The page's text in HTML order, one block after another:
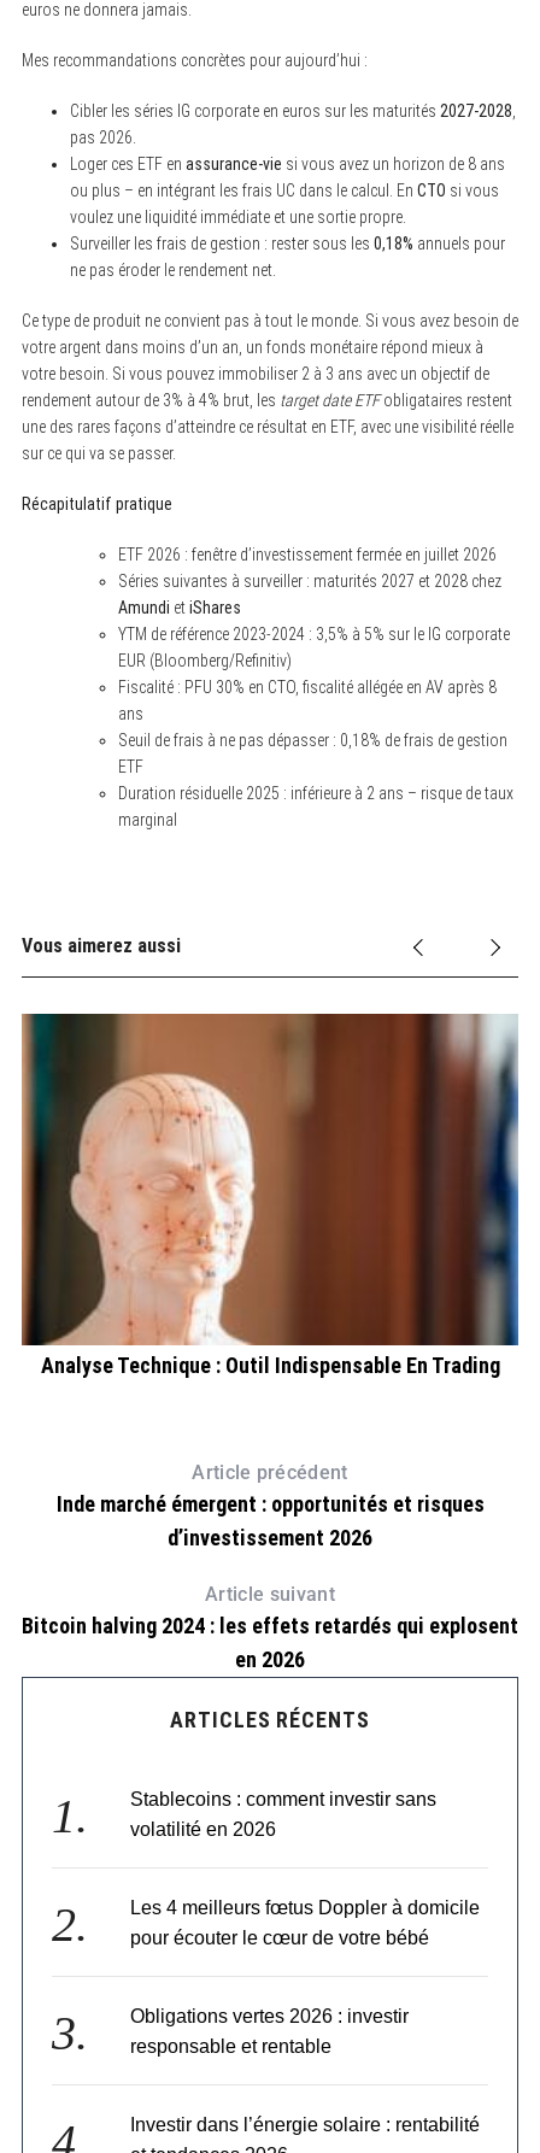
euros ne donnera jamais.
Mes recommandations concrètes pour aujourd’hui :
Cibler les séries IG corporate en euros sur les maturités 2027-2028
pas 2026.
Loger ces ETF en assurance-vie si vous avez un horizon de 8 ans
ou plus – en intégrant les frais UC dans le calcul. En CTO si vous
voulez une liquidité immédiate et une sortie propre.
Surveiller les frais de gestion : rester sous les 0,18% annuels pour
ne pas éroder le rendement net.
Ce type de produit ne convient pas à tout le monde. Si vous avez besoin de
votre argent dans moins d’un an, un fonds monétaire répond mieux à
votre besoin. Si vous pouvez immobiliser 2 à 3 ans avec un objectif de
rendement autour de 3% à 4% brut, les target date ETFobligataires restent
une des rares façons d’atteindre ce résultat en ETF, avec une visibilité réelle
sur ce qui va se passer.
Récapitulatif pratique
ETF 2026 : fenêtre d’investissement fermée en juillet 2026
Séries suivantes à surveiller : maturités 2027 et 2028 chez
Amundi etiShares
YTM de référence 2023-2024 : 3,5% à 5% sur le IG corporate
EUR (Bloomberg/Refinitiv)
Fiscalité : PFU 30% en CTO, fiscalité allégée en AV après 8
ans
Seuil de frais à ne pas dépasser : 0,18% de frais de gestion
ETF
Duration résiduelle 2025 : inférieure à 2 ans – risque de taux
marginal
Vous aimerez aussi
Analyse Technique : Outil Indispensable En Trading
Article précédent
Inde marché émergent : opportunités et risques
d’investissement 2026
Article suivant
Bitcoin halving 2024 : les effets retardés qui explosent
en 2026
ARTICLES RÉCENTS
Stablecoins : comment investir sans
volatilité en 2026
Les 4 meilleurs fœtus Doppler à domicile
pour écouter le cœur de votre bébé
Obligations vertes 2026 : investir
responsable et rentable
Investir dans l’énergie solaire : rentabilité